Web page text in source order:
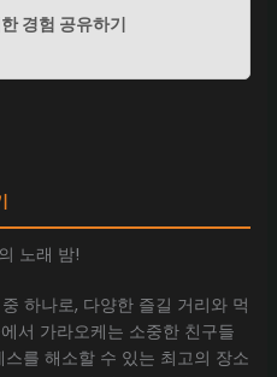
경험 공유하기
노래 밤!
하나로, 다양한 즐길 거리와 먹
서 가라오케는 소중한 친구들
를 해소할 수 있는 최고의 장소